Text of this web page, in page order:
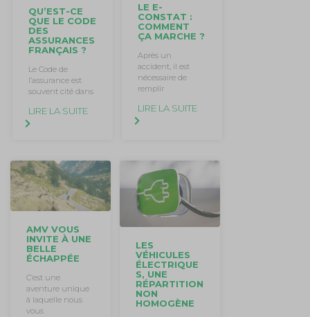
QU’EST-CE
QUE LE CODE
DES
ASSURANCES
FRANÇAIS ?
Le Code de
l’assurance est
souvent cité dans
LIRE LA SUITE
LE E-
CONSTAT :
COMMENT
ÇA MARCHE ?
Après un
accident, il est
nécessaire de
remplir
LIRE LA SUITE
AMV VOUS
INVITE À UNE
BELLE
ÉCHAPPÉE
C’est une
aventure unique
à laquelle nous
vous
LES
VÉHICULES
ÉLECTRIQUE
S, UNE
RÉPARTITION
NON
HOMOGÈNE